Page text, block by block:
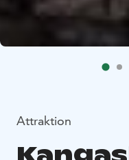
Attraktion